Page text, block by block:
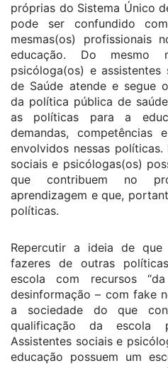
próprias do Sistema Único
pode ser confundido
mesmas(os)
educação. Do
psicóloga(os) e
de Saúde atende e segue
da política pública de
as políticas para a
demandas, competências
envolvidos nessas
sociais e psicólogas(os)
que contribuem no
aprendizagem e que,
políticas.
Repercutir a ideia de que
fazeres de outras
escola com recursos
desinformação – com fake
a sociedade do que
qualificação da escola
Assistentes sociais e
educação possuem um